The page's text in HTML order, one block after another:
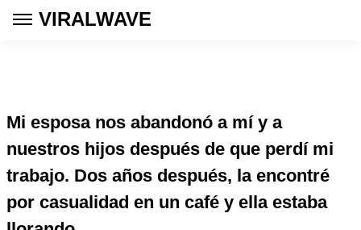
VIRALWAVE
Mi esposa nos abandonó a mí y a
nuestros hijos después de que perdí mi
trabajo. Dos años después, la encontré
por casualidad en un café y ella estaba